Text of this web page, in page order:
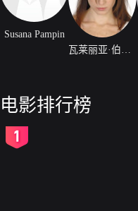
Susana Pampin
电影排行榜